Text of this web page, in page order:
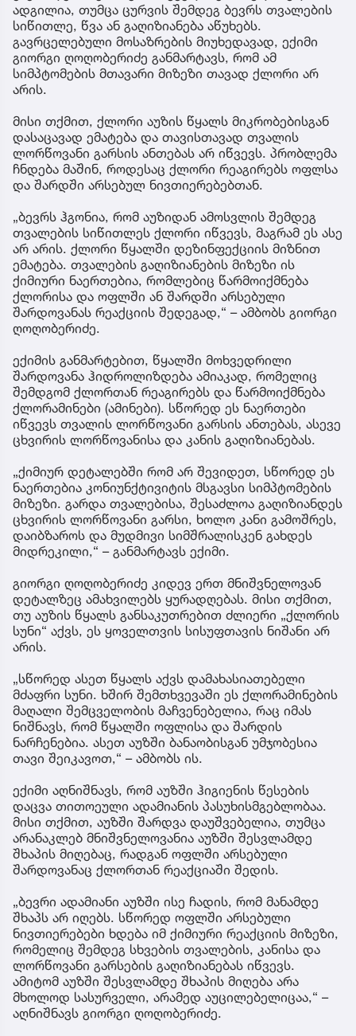
ადგილია, თუმცა ცურვის შემდეგ ბევრს თვალების
სიწითლე, წვა ან გაღიზიანება აწუხებს.
გავრცელებული მოსაზრების მიუხედავად, ექიმი
გიორგი ღოღობერიძე განმარტავს, რომ ამ
სიმპტომების მთავარი მიზეზი თავად ქლორი არ
არის.
მისი თქმით, ქლორი აუზის წყალს მიკრობებისგან
დასაცავად ემატება და თავისთავად თვალის
ლორწოვანი გარსის ანთებას არ იწვევს. პრობლემა
ჩნდება მაშინ, როდესაც ქლორი რეაგირებს ოფლსა
და შარდში არსებულ ნივთიერებებთან.
„ბევრს ჰგონია, რომ აუზიდან ამოსვლის შემდეგ
თვალების სიწითლეს ქლორი იწვევს, მაგრამ ეს ასე
არ არის. ქლორი წყალში დეზინფექციის მიზნით
ემატება. თვალების გაღიზიანების მიზეზი ის
ქიმიური ნაერთებია, რომლებიც წარმოიქმნება
ქლორისა და ოფლში ან შარდში არსებული
შარდოვანას რეაქციის შედეგად,“ – ამბობს გიორგი
ღოღობერიძე.
ექიმის განმარტებით, წყალში მოხვედრილი
შარდოვანა ჰიდროლიზდება ამიაკად, რომელიც
შემდგომ ქლორთან რეაგირებს და წარმოიქმნება
ქლორამინები (ამინები). სწორედ ეს ნაერთები
იწვევს თვალის ლორწოვანი გარსის ანთებას, ასევე
ცხვირის ლორწოვანისა და კანის გაღიზიანებას.
„ქიმიურ დეტალებში რომ არ შევიდეთ, სწორედ ეს
ნაერთებია კონიუნქტივიტის მსგავსი სიმპტომების
მიზეზი. გარდა თვალებისა, შესაძლოა გაღიზიანდეს
ცხვირის ლორწოვანი გარსი, ხოლო კანი გამოშრეს,
დაიბზაროს და მუდმივი სიმშრალისკენ გახდეს
მიდრეკილი,“ – განმარტავს ექიმი.
გიორგი ღოღობერიძე კიდევ ერთ მნიშვნელოვან
დეტალზეც ამახვილებს ყურადღებას. მისი თქმით,
თუ აუზის წყალს განსაკუთრებით ძლიერი „ქლორის
სუნი“ აქვს, ეს ყოველთვის სისუფთავის ნიშანი არ
არის.
„სწორედ ასეთ წყალს აქვს დამახასიათებელი
მძაფრი სუნი. ხშირ შემთხვევაში ეს ქლორამინების
მაღალი შემცველობის მაჩვენებელია, რაც იმას
ნიშნავს, რომ წყალში ოფლისა და შარდის
ნარჩენებია. ასეთ აუზში ბანაობისგან უმჯობესია
თავი შეიკავოთ,“ – ამბობს ის.
ექიმი აღნიშნავს, რომ აუზში ჰიგიენის წესების
დაცვა თითოეული ადამიანის პასუხისმგებლობაა.
მისი თქმით, აუზში შარდვა დაუშვებელია, თუმცა
არანაკლებ მნიშვნელოვანია აუზში შესვლამდე
შხაპის მიღებაც, რადგან ოფლში არსებული
შარდოვანაც ქლორთან რეაქციაში შედის.
„ბევრი ადამიანი აუზში ისე ჩადის, რომ მანამდე
შხაპს არ იღებს. სწორედ ოფლში არსებული
ნივთიერებები ხდება იმ ქიმიური რეაქციის მიზეზი,
რომელიც შემდეგ სხვების თვალების, კანისა და
ლორწოვანი გარსების გაღიზიანებას იწვევს.
ამიტომ აუზში შესვლამდე შხაპის მიღება არა
მხოლოდ სასურველი, არამედ აუცილებელიცაა,“ –
აღნიშნავს გიორგი ღოღობერიძე.